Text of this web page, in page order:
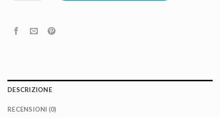
DESCRIZIONE
RECENSIONI (0)